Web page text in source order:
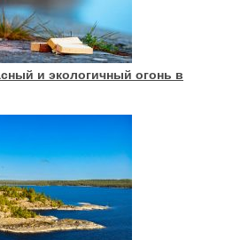
и экологичный огонь в